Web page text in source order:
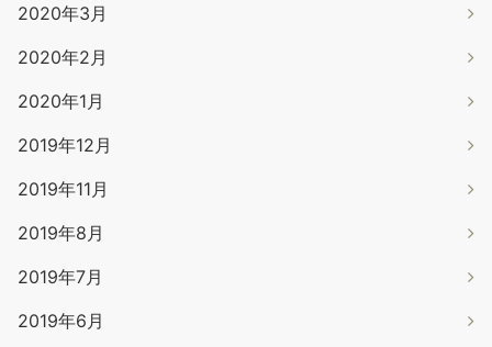
2020年3月
2020年2月
2020年1月
2019年12月
2019年11月
2019年8月
2019年7月
2019年6月